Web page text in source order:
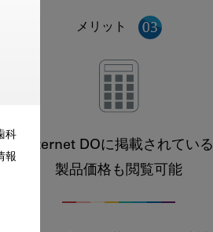
科
報
メリット
Internet DOに掲載されている
製品価格も閲覧可能